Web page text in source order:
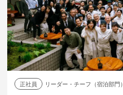
正社員
リーダー・チーフ（宿泊部門）